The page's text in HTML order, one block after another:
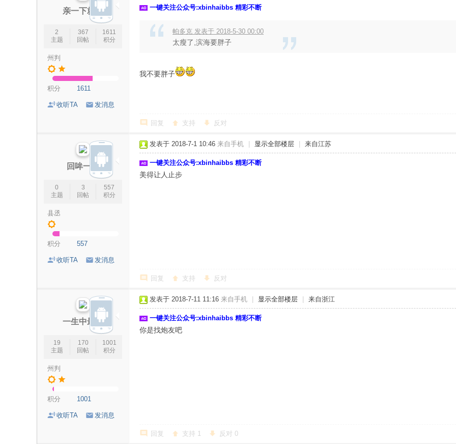
亲一下就跑
2
主题
367
回帖
1611
积分
州判
积分 1611
收听TA 发消息
一键关注公众号:xbinhaibbs 精彩不断
帕多克 发表于 2018-5-30 00:00
太瘦了,滨海要胖子
我不要胖子
回复 支持 反对
回哞一笑
0
主题
3
回帖
557
积分
县丞
积分 557
收听TA 发消息
发表于 2018-7-1 10:46 来自手机 显示全部楼层 来自江苏
一键关注公众号:xbinhaibbs 精彩不断
美得让人止步
回复 支持 反对
一生中最爱
19
主题
170
回帖
1001
积分
州判
积分 1001
收听TA 发消息
发表于 2018-7-11 11:16 来自手机 显示全部楼层 来自浙江
一键关注公众号:xbinhaibbs 精彩不断
你是找炮友吧
回复 支持 1 反对 0